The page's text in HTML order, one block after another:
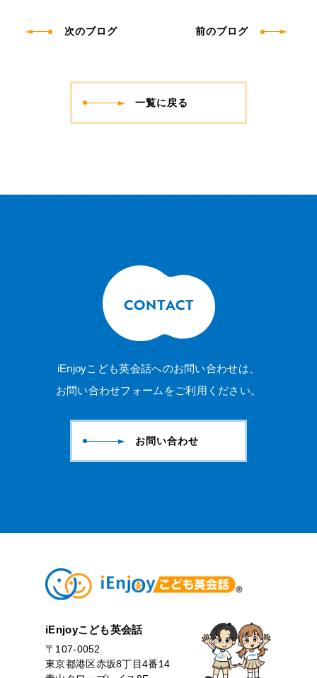
次のブログ
一覧に戻る
前のブログ
CONTACT
iEnjoyこども英会話へのお問い合わせは、
お問い合わせフォームをご利用ください。
お問い合わせ
iEnjoyこども英会話
〒107-0052
東京都港区赤坂8丁目4番14